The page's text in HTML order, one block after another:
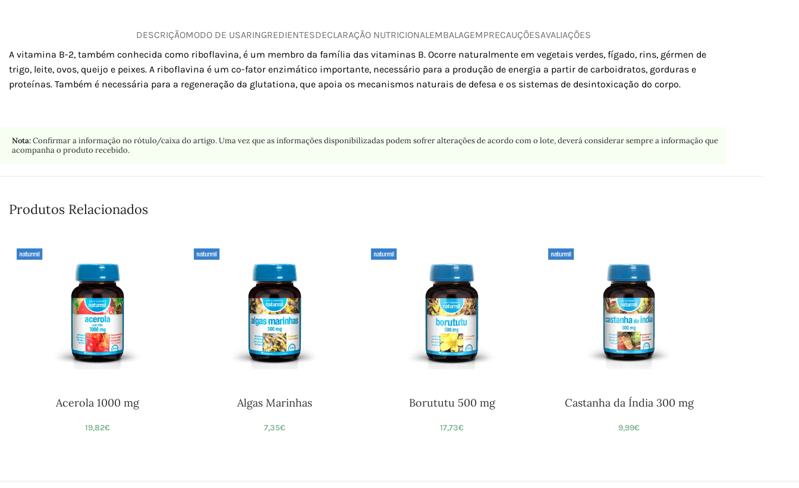
DESCRIÇÃOMODO DE USARINGREDIENTESDECLARAÇÃO NUTRICIONAL EMBALAGEMPRECAUÇÕESAVALIAÇÕES
A vitamina B-2, também conhecida como riboflavina, é um membro da família das vitaminas B. Ocorre naturalmente em vegetais verdes, fígado, rins, gérmen de
trigo, leite, ovos, queijo e peixes. A riboflavina é um co-fator enzimático importante, necessário para a produção de energia a partir de carboidratos, gorduras e
proteínas. Também é necessária para a regeneração da glutationa, que apoia os mecanismos naturais de defesa e os sistemas de desintoxicação do corpo.
Nota:Confirmar a informação no rótulo/caixa do artigo. Uma vez que as informações disponibilizadas podem sofrer alterações de acordo com o lote, deverá considerar sempre a informação que
acompanha o produto recebido.
Produtos Relacionados
Acerola 1000 mg
19,82€
Algas Marinhas
7,35€
Borututu 500 mg
17,73€
Castanha da Índia 300 mg
9,99€